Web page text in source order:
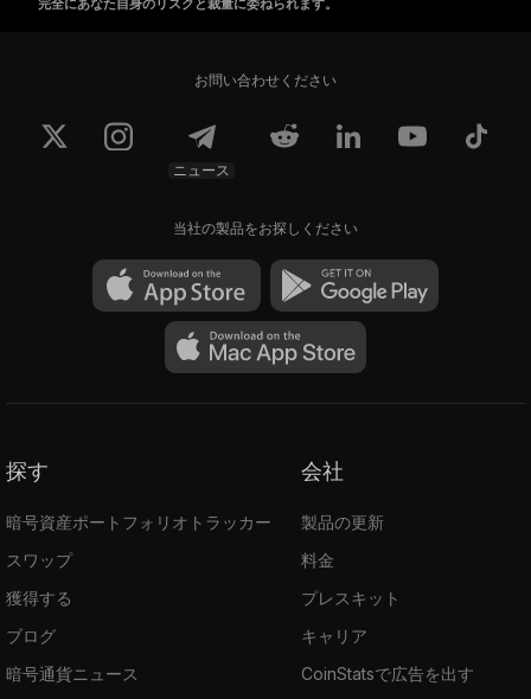
完全にあなた自身のリスクと裁量に委ねられます。
お問い合わせください
ニュース
当社の製品をお探しください
探す
暗号資産ポートフォリオトラッカー
スワップ
獲得する
ブログ
暗号通貨ニュース
会社
製品の更新
料金
プレスキット
キャリア
CoinStatsで広告を出す